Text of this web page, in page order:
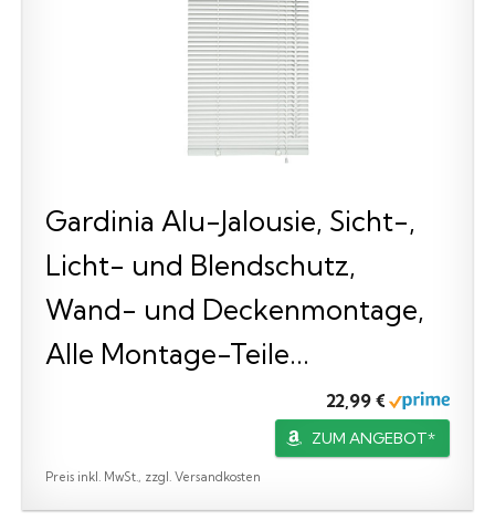
Gardinia Alu-Jalousie, Sicht-,
Licht- und Blendschutz,
Wand- und Deckenmontage,
Alle Montage-Teile...
22,99 €
ZUM ANGEBOT*
Preis inkl. MwSt., zzgl. Versandkosten